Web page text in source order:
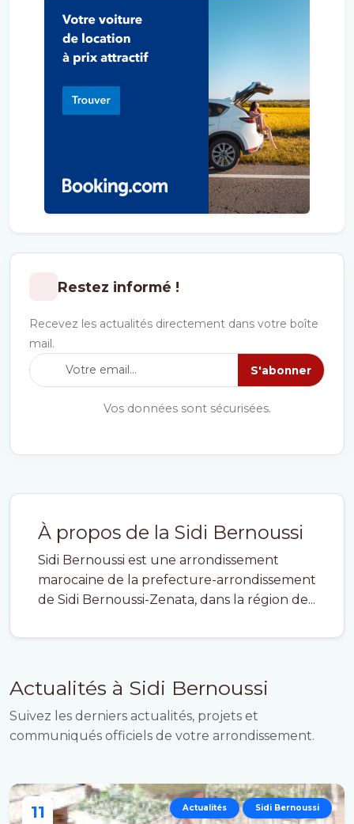
À propos de la Sidi Bernoussi
Sidi Bernoussi est une arrondissement
marocaine de la prefecture-arrondissement
de Sidi Bernoussi-Zenata, dans la région de...
Actualités à Sidi Bernoussi
Suivez les derniers actualités, projets et
communiqués officiels de votre arrondissement.
11 Actualités Sidi Bernoussi
Restez informé !
Recevez les actualités directement dans votre boîte
mail.
S'abonner
Vos données sont sécurisées.